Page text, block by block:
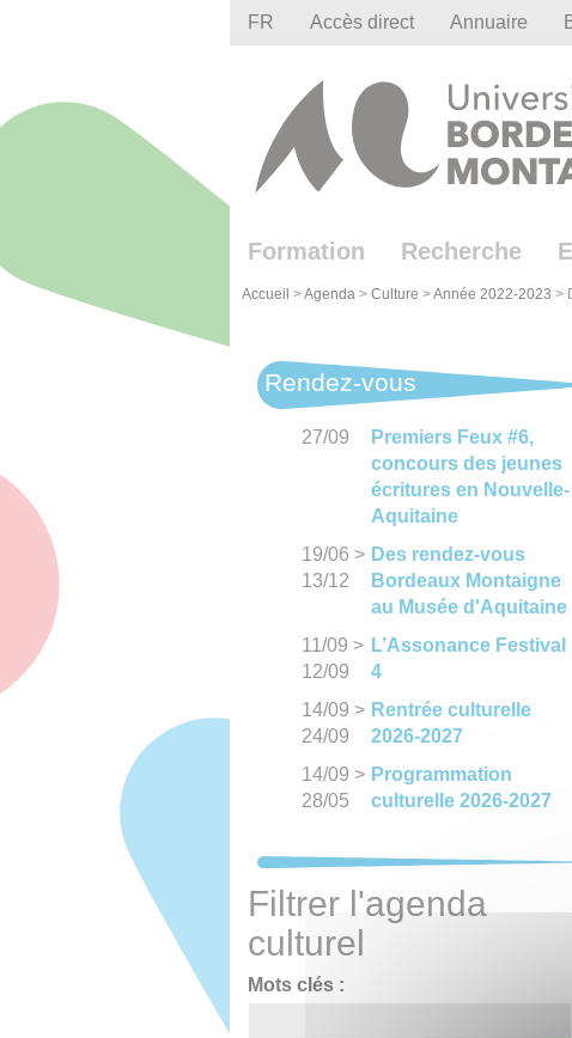
FR Accès direct Annuaire
Formation Recherche
Accueil >Agenda > Culture >Année 2022-2023 >
Rendez-vous
27/09
Premiers Feux #6,
concours des jeunes
écritures en Nouvelle-
Aquitaine
19/06 >
13/12
Des rendez-vous
Bordeaux Montaigne
au Musée d'Aquitaine
11/09 >
12/09
L’Assonance Festival
4
14/09 >
24/09
Rentrée culturelle
2026-2027
14/09 >
28/05
Programmation
culturelle 2026-2027
Filtrer l'agenda
culturel
Mots clés :